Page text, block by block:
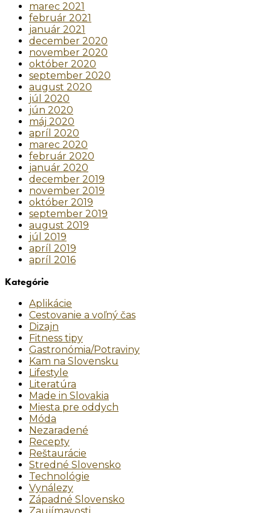
marec 2021
február 2021
január 2021
december 2020
november 2020
október 2020
september 2020
august 2020
júl 2020
jún 2020
máj 2020
apríl 2020
marec 2020
február 2020
január 2020
december 2019
november 2019
október 2019
september 2019
august 2019
júl 2019
apríl 2019
apríl 2016
Kategórie
Aplikácie
Cestovanie a voľný čas
Dizajn
Fitness tipy
Gastronómia/Potraviny
Kam na Slovensku
Lifestyle
Literatúra
Made in Slovakia
Miesta pre oddych
Móda
Nezaradené
Recepty
Reštaurácie
Stredné Slovensko
Technológie
Vynálezy
Západné Slovensko
Zaujímavosti